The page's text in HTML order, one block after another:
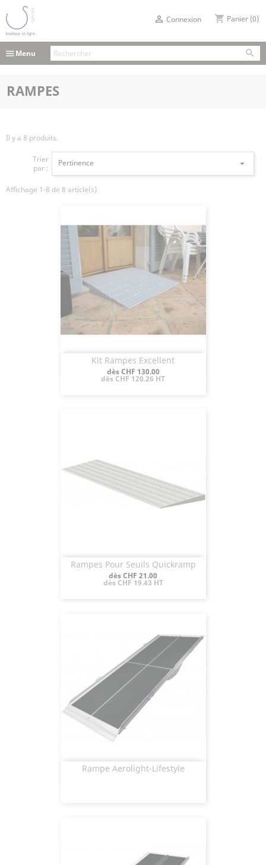
shopping_cart Panier (0)
menuMenu
 Connexion

RAMPES
Il y a 8 produits.
Trier
par :
Pertinence 
Affichage 1-8 de 8 article(s)
Kit Rampes Excellent
Prix
dès CHF 130.00
dès CHF 120.26 HT
Aperçu rapide
Rampes Pour Seuils Quickramp
Prix
dès CHF 21.00
dès CHF 19.43 HT
 Aperçu rapide
Rampe Aerolight-Lifestyle
Aperçu rapide